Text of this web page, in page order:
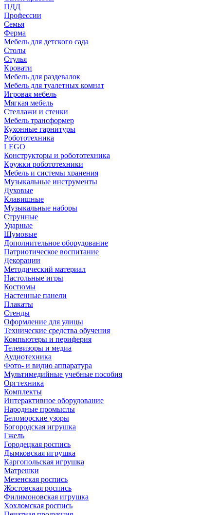
ПДД
Профессии
Семья
Ферма
Мебель для детского сада
Столы
Cтулья
Кровати
Мебель для раздевалок
Мебель для туалетных комнат
Игровая мебель
Мягкая мебель
Стеллажи и стенки
Мебель трансформер
Кухонные гарнитуры
Робототехника
LEGO
Конструкторы и робототехника
Кружки робототехники
Мебель и системы хранения
Музыкальные инструменты
Духовые
Клавишные
Музыкальные наборы
Струнные
Ударные
Шумовые
Дополнительное оборудование
Патриотическое воспитание
Декорации
Методический материал
Настольные игры
Костюмы
Настенные панели
Плакаты
Стенды
Оформление для улицы
Технические средства обучения
Компьютеры и периферия
Телевизоры и медиа
Аудиотехника
Фото- и видио аппаратура
Мультимедийные учебные пособия
Оргтехника
Комплекты
Интерактивное оборудование
Народные промыслы
Беломорские узоры
Богородская игрушка
Гжель
Городецкая роспись
Дымковская игрушка
Каргопольская игрушка
Матрешки
Мезенская роспись
Жостовская роспись
Филимоновская игрушка
Хохломская роспись